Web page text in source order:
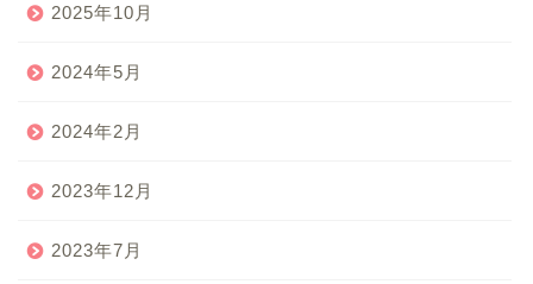
2025年10月
2024年5月
2024年2月
2023年12月
2023年7月